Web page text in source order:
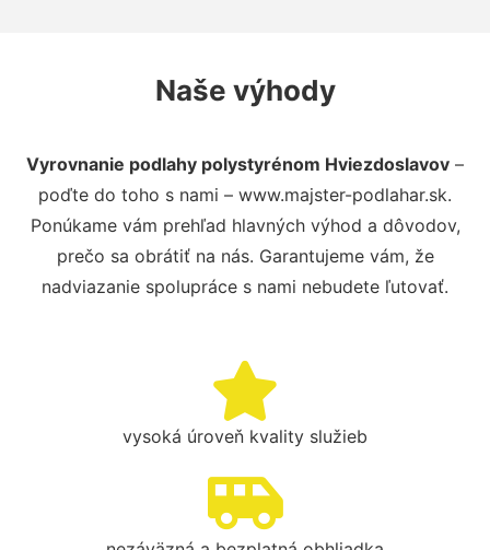
Naše výhody
Vyrovnanie podlahy polystyrénom Hviezdoslavov –
poďte do toho s nami – www.majster-podlahar.sk.
Ponúkame vám prehľad hlavných výhod a dôvodov,
prečo sa obrátiť na nás. Garantujeme vám, že
nadviazanie spolupráce s nami nebudete ľutovať.
vysoká úroveň kvality služieb